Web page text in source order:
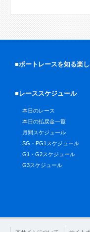
■ボートレースを知る楽
■レーススケジュール
本日のレース
本日の払戻金一覧
月間スケジュール
SG・PG1スケジュール
G1・G2スケジュール
G3スケジュール